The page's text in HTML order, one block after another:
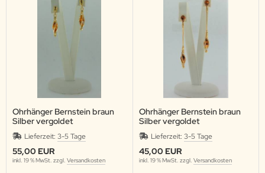
Ohrhänger Bernstein braun
Silber vergoldet
Lieferzeit: 3-5 Tage
55,00 EUR
inkl. 19 % MwSt. zzgl. Versandkosten
Ohrhänger Bernstein braun
Silber vergoldet
Lieferzeit: 3-5 Tage
45,00 EUR
inkl. 19 % MwSt. zzgl. Versandkosten